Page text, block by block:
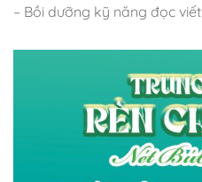
– Bồi dưỡng kỹ năng đọc viết